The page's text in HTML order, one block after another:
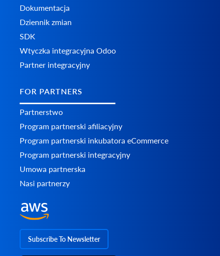
Dokumentacja
Dziennik zmian
SDK
Wtyczka integracyjna Odoo
Partner integracyjny
FOR PARTNERS
Partnerstwo
Program partnerski afiliacyjny
Program partnerski inkubatora eCommerce
Program partnerski integracyjny
Umowa partnerska
Nasi partnerzy
Subscribe To Newsletter